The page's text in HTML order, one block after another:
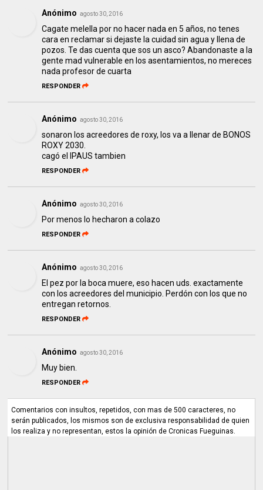
Anónimo agosto 30, 2016
Cagate melella por no hacer nada en 5 años, no tenes
cara en reclamar si dejaste la cuidad sin agua y llena de
pozos. Te das cuenta que sos un asco? Abandonaste a la
gente mad vulnerable en los asentamientos, no mereces
nada profesor de cuarta
RESPONDER
Anónimo agosto 30, 2016
sonaron los acreedores de roxy, los va a llenar de BONOS
ROXY 2030.
cagó el IPAUS tambien
RESPONDER
Anónimo agosto 30, 2016
Por menos lo hecharon a colazo
RESPONDER
Anónimo agosto 30, 2016
El pez por la boca muere, eso hacen uds. exactamente
con los acreedores del municipio. Perdón con los que no
entregan retornos.
RESPONDER
Anónimo agosto 30, 2016
Muy bien.
RESPONDER
Comentarios con insultos, repetidos, con mas de 500 caracteres, no
serán publicados, los mismos son de exclusiva responsabilidad de quien
los realiza y no representan, estos la opinión de Cronicas Fueguinas.